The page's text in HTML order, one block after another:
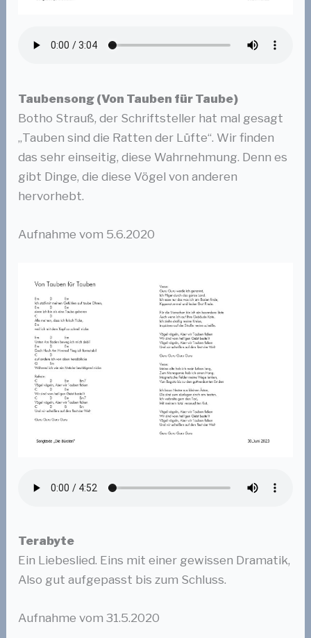
Taubensong (Von Tauben für Taube)
Botho Strauß, der Schriftsteller hat mal gesagt
„Tauben sind die Ratten der Lüfte“. Wir finden
das sehr einseitig, diese Wahrnehmung. Denn es
gibt Dinge, die diese Vögel von anderen
hervorhebt.
Aufnahme vom 5.6.2020
Terabyte
Ein Liebeslied. Eins mit einer gewissen Dramatik,
Also gut aufgepasst bis zum Schluss.
Aufnahme vom 31.5.2020